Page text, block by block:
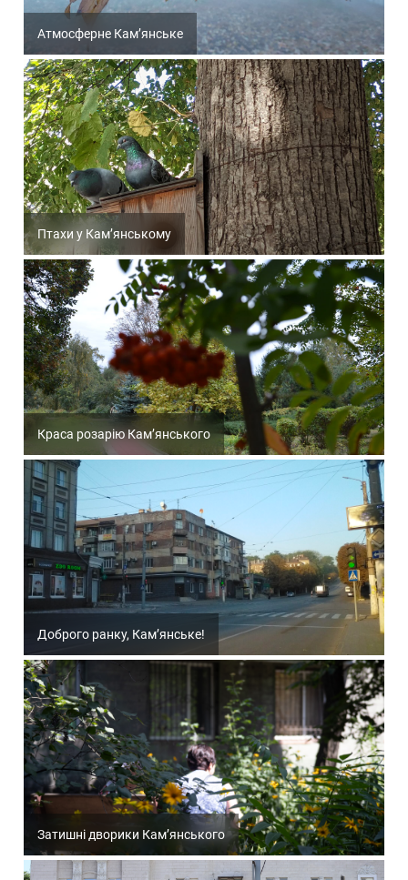
Атмосферне Кам’янське
Птахи у Кам’янському
Краса розарію Кам’янського
Доброго ранку, Кам’янське!
Затишні дворики Кам’янського